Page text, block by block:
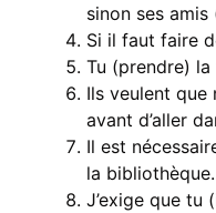
sinon ses
Si il faut faire
Tu (prendre)
Ils veulent que
avant d’aller
Il est
la bibliothèque.
J’exige que tu